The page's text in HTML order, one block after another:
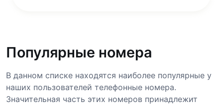
Популярные номера
В данном списке находятся наиболее популярные у
наших пользователей телефонные номера.
Значительная часть этих номеров принадлежит